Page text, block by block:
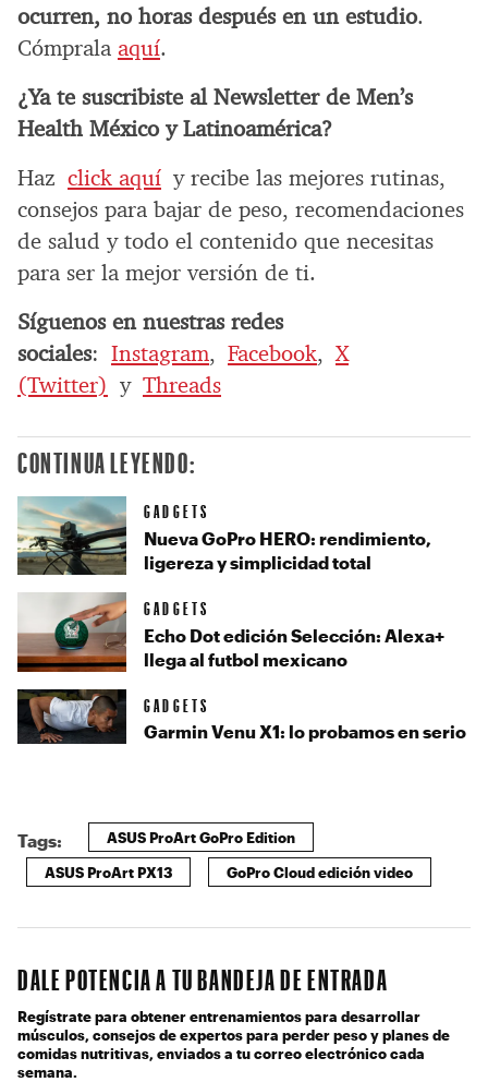
ocurren, no horas después en un estudio.
Cómprala aquí.
¿Ya te suscribiste al Newsletter de Men’s
Health México y Latinoamérica?
Haz click aquí y recibe las mejores rutinas,
consejos para bajar de peso, recomendaciones
de salud y todo el contenido que necesitas
para ser la mejor versión de ti.
Síguenos en nuestras redes
sociales: Instagram, Facebook,X
(Twitter) y Threads
CONTINUA LEYENDO:
GADGETS
Nueva GoPro HERO: rendimiento,
ligereza y simplicidad total
GADGETS
Echo Dot edición Selección: Alexa+
llega al futbol mexicano
GADGETS
Garmin Venu X1: lo probamos en serio
Tags: ASUS ProArt GoPro Edition
ASUS ProArt PX13 GoPro Cloud edición video
DALE POTENCIA A TU BANDEJA DE ENTRADA
Regístrate para obtener entrenamientos para desarrollar
músculos, consejos de expertos para perder peso y planes de
comidas nutritivas, enviados a tu correo electrónico cada
semana.